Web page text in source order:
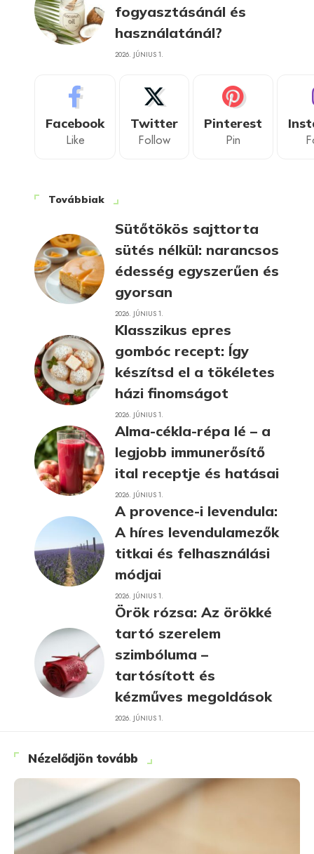
fogyasztásánál és
használatánál?
2026. JÚNIUS 1.
Facebook
Like
Twitter
Follow
Pinterest
Pin
Továbbiak
Sütőtökös sajttorta
sütés nélkül: narancsos
édesség egyszerűen és
gyorsan
2026. JÚNIUS 1.
Klasszikus epres
gombóc recept: Így
készítsd el a tökéletes
házi finomságot
2026. JÚNIUS 1.
Alma-cékla-répa lé – a
legjobb immunerősítő
ital receptje és hatásai
2026. JÚNIUS 1.
A provence-i levendula:
A híres levendulamezők
titkai és felhasználási
módjai
2026. JÚNIUS 1.
Örök rózsa: Az örökké
tartó szerelem
szimbóluma –
tartósított és
kézműves megoldások
2026. JÚNIUS 1.
Nézelődjön tovább